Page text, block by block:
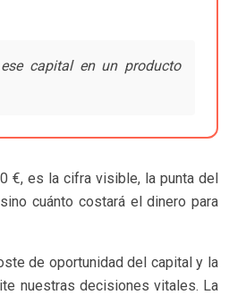
capital en un producto
€, es la cifra visible, la punta del
cuánto costará el dinero para
de oportunidad del capital y la
nuestras decisiones vitales. La